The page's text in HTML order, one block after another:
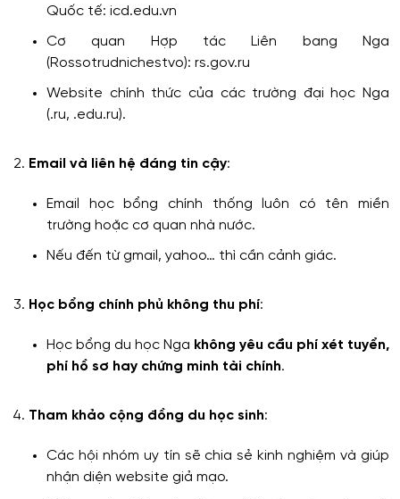
Quốc tế: icd.edu.vn
Cơ quan Hợp tác Liên bang Nga
(Rossotrudnichestvo): rs.gov.ru
Website chính thức của các trường đại học Nga
(.ru, .edu.ru).
Email và liên hệ đáng tin cậy:
Email học bổng chính thống luôn có tên miền
trường hoặc cơ quan nhà nước.
Nếu đến từ gmail, yahoo… thì cần cảnh giác.
Học bổng chính phủ không thu phí:
Học bổng du học Nga không yêu cầu phí xét tuyển,
phí hồ sơ hay chứng minh tài chính.
Tham khảo cộng đồng du học sinh:
Các hội nhóm uy tín sẽ chia sẻ kinh nghiệm và giúp
nhận diện website giả mạo.